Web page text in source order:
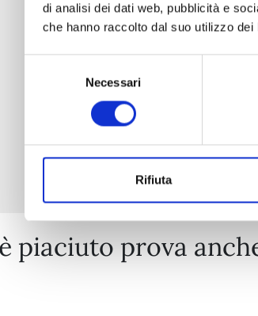
di analisi dei dati web, pubblicità e
che hanno raccolto dal suo utilizzo dei
Necessari
Rifiuta
piaciuto prova